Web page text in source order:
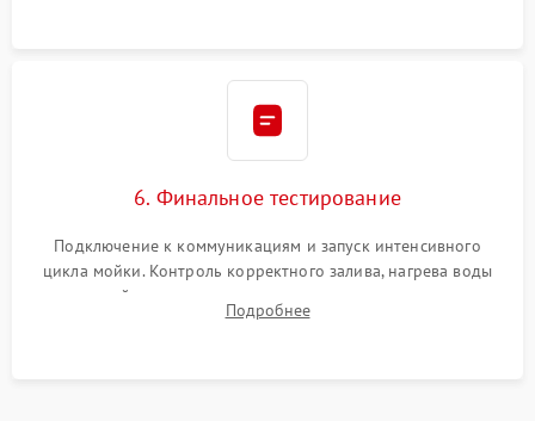
6. Финальное тестирование
Подключение к коммуникациям и запуск интенсивного
цикла мойки. Контроль корректного залива, нагрева воды
до нужной температуры, отсутствия посторонних шумов,
штатного слива и абсолютной сухости в поддоне.
Подробнее